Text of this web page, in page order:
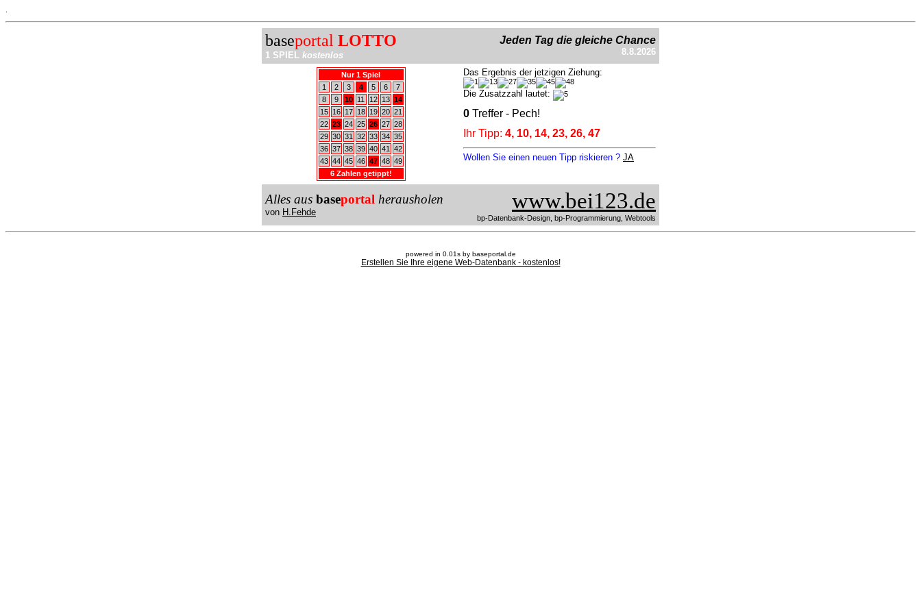
baseportal LOTTO
1 SPIEL kostenlos
Jeden Tag die gleiche Chance
8.8.2026
Nur 1 Spiel
1
2 3 4 5 6
7
8
9 10 11 12 13 14
15
16 17 18 19 20 21
22 23 24 25 26 27 28
29 30 31 32 33 34 35
36 37 38 39 40 41
42
43 44 45 46 47 48 49
6 Zahlen getippt!
Das Ergebnis der jetzigen Ziehung:
Die Zusatzzahl lautet:
0 Treffer - Pech!
Ihr Tipp: 4, 10, 14, 23, 26, 47
Wollen Sie einen neuen Tipp riskieren ? JA
Alles aus baseportal herausholen
von H.Fehde www.bei123.de
bp-Datenbank-Design, bp-Programmierung, Webtools
powered in 0.01s by baseportal.de
Erstellen Sie Ihre eigene Web-Datenbank - kostenlos!